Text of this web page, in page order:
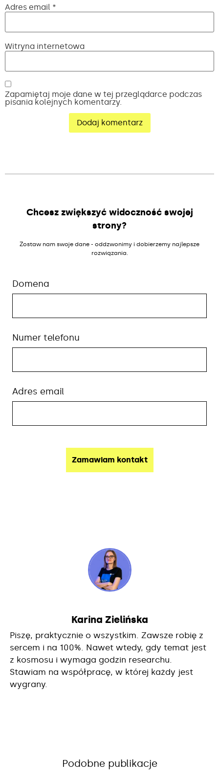
Adres email *
Witryna internetowa
Zapamiętaj moje dane w tej przeglądarce podczas
pisania kolejnych komentarzy.
Chcesz zwiększyć widoczność swojej
strony?
Zostaw nam swoje dane - oddzwonimy i dobierzemy najlepsze
rozwiązania.
Domena
Numer telefonu
Adres email
Karina Zielińska
Piszę, praktycznie o wszystkim. Zawsze robię z
sercem i na 100%. Nawet wtedy, gdy temat jest
z kosmosu i wymaga godzin researchu.
Stawiam na współpracę, w której każdy jest
wygrany.
Podobne publikacje